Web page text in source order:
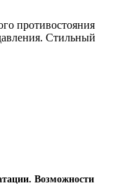
противостояния
Стильный
Возможности